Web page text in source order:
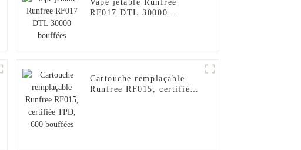
Vape jetable Runfree
RF017 DTL 30000
Cartouche remplaçable
Runfree RF015, certifiée